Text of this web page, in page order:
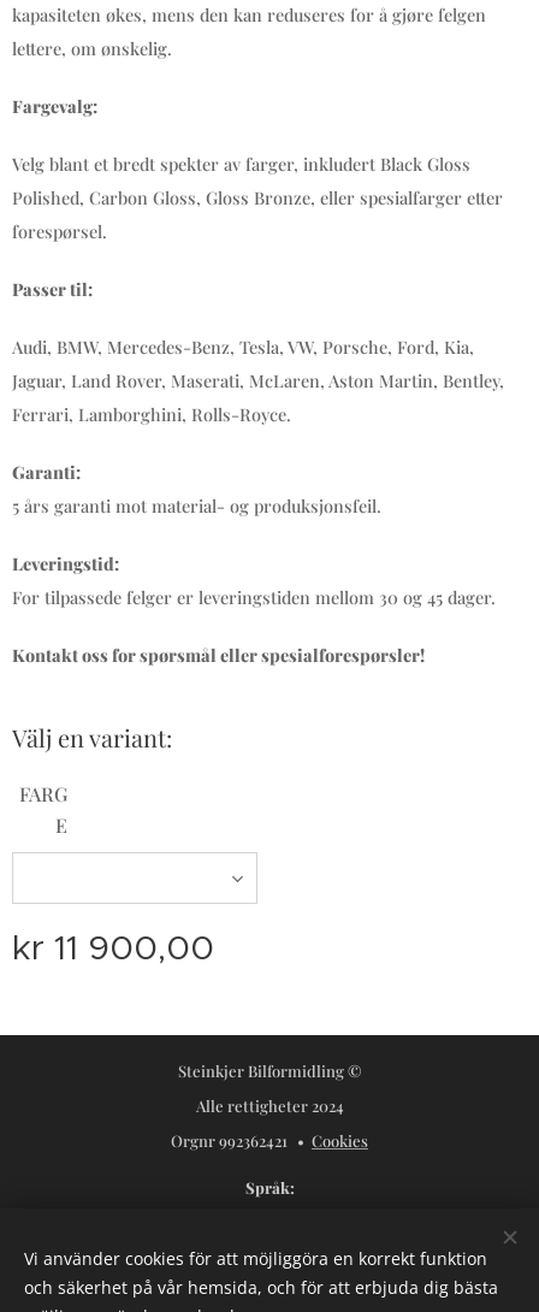
kapasiteten økes, mens den kan reduseres for å gjøre felgen
lettere, om ønskelig.
Fargevalg:
Velg blant et bredt spekter av farger, inkludert Black Gloss
Polished, Carbon Gloss, Gloss Bronze, eller spesialfarger etter
forespørsel.
Passer til:
Audi, BMW, Mercedes-Benz, Tesla, VW, Porsche, Ford, Kia,
Jaguar, Land Rover, Maserati, McLaren, Aston Martin, Bentley,
Ferrari, Lamborghini, Rolls-Royce.
Garanti:
5 års garanti mot material- og produksjonsfeil.
Leveringstid:
For tilpassede felger er leveringstiden mellom 30 og 45 dager.
Kontakt oss for spørsmål eller spesialforespørsler!
Välj en variant:
FARG
E
kr 11 900,00
Steinkjer Bilformidling ©
Alle rettigheter 2024
Orgnr 992362421
Cookies
Språk
Valutor
NOK kr
USD $ SEK kr
Vi använder cookies för att möjliggöra en korrekt funktion
och säkerhet på vår hemsida, och för att erbjuda dig bästa